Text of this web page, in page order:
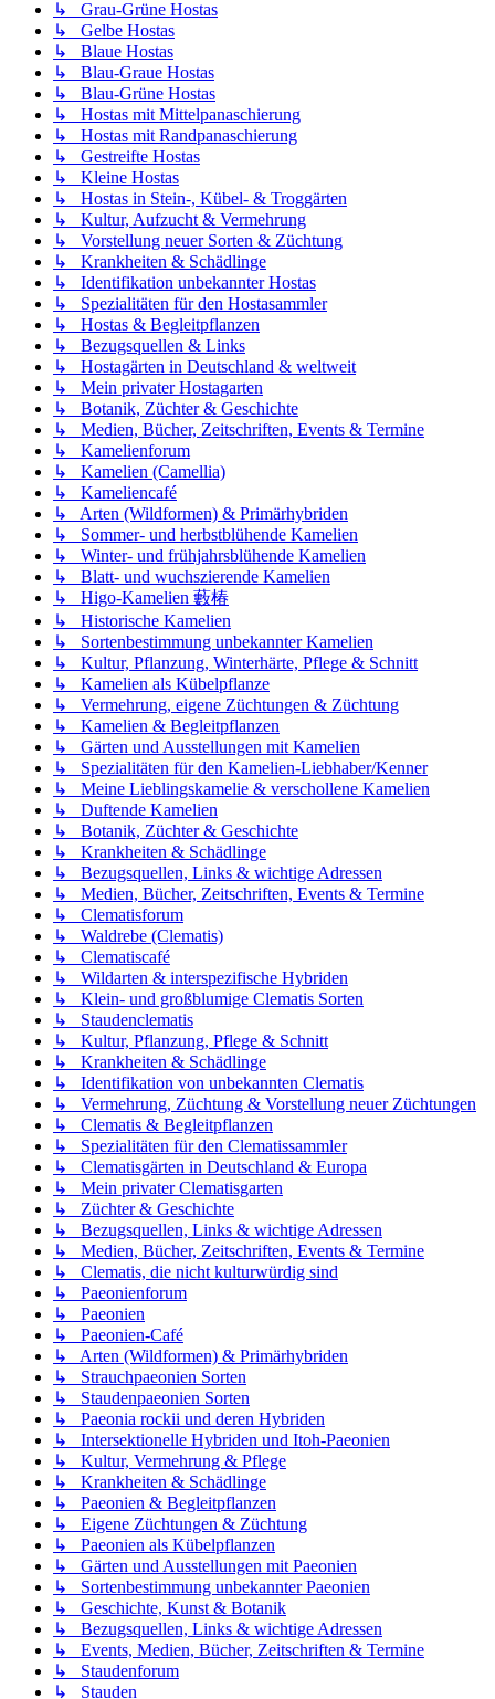
↳ Grau-Grüne Hostas
↳ Gelbe Hostas
↳ Blaue Hostas
↳ Blau-Graue Hostas
↳ Blau-Grüne Hostas
↳ Hostas mit Mittelpanaschierung
↳ Hostas mit Randpanaschierung
↳ Gestreifte Hostas
↳ Kleine Hostas
↳ Hostas in Stein-, Kübel- & Troggärten
↳ Kultur, Aufzucht & Vermehrung
↳ Vorstellung neuer Sorten & Züchtung
↳ Krankheiten & Schädlinge
↳ Identifikation unbekannter Hostas
↳ Spezialitäten für den Hostasammler
↳ Hostas & Begleitpflanzen
↳ Bezugsquellen & Links
↳ Hostagärten in Deutschland & weltweit
↳ Mein privater Hostagarten
↳ Botanik, Züchter & Geschichte
↳ Medien, Bücher, Zeitschriften, Events & Termine
↳ Kamelienforum
↳ Kamelien (Camellia)
↳ Kameliencafé
↳ Arten (Wildformen) & Primärhybriden
↳ Sommer- und herbstblühende Kamelien
↳ Winter- und frühjahrsblühende Kamelien
↳ Blatt- und wuchszierende Kamelien
↳ Higo-Kamelien 藪椿
↳ Historische Kamelien
↳ Sortenbestimmung unbekannter Kamelien
↳ Kultur, Pflanzung, Winterhärte, Pflege & Schnitt
↳ Kamelien als Kübelpflanze
↳ Vermehrung, eigene Züchtungen & Züchtung
↳ Kamelien & Begleitpflanzen
↳ Gärten und Ausstellungen mit Kamelien
↳ Spezialitäten für den Kamelien-Liebhaber/Kenner
↳ Meine Lieblingskamelie & verschollene Kamelien
↳ Duftende Kamelien
↳ Botanik, Züchter & Geschichte
↳ Krankheiten & Schädlinge
↳ Bezugsquellen, Links & wichtige Adressen
↳ Medien, Bücher, Zeitschriften, Events & Termine
↳ Clematisforum
↳ Waldrebe (Clematis)
↳ Clematiscafé
↳ Wildarten & interspezifische Hybriden
↳ Klein- und großblumige Clematis Sorten
↳ Staudenclematis
↳ Kultur, Pflanzung, Pflege & Schnitt
↳ Krankheiten & Schädlinge
↳ Identifikation von unbekannten Clematis
↳ Vermehrung, Züchtung & Vorstellung neuer Züchtungen
↳ Clematis & Begleitpflanzen
↳ Spezialitäten für den Clematissammler
↳ Clematisgärten in Deutschland & Europa
↳ Mein privater Clematisgarten
↳ Züchter & Geschichte
↳ Bezugsquellen, Links & wichtige Adressen
↳ Medien, Bücher, Zeitschriften, Events & Termine
↳ Clematis, die nicht kulturwürdig sind
↳ Paeonienforum
↳ Paeonien
↳ Paeonien-Café
↳ Arten (Wildformen) & Primärhybriden
↳ Strauchpaeonien Sorten
↳ Staudenpaeonien Sorten
↳ Paeonia rockii und deren Hybriden
↳ Intersektionelle Hybriden und Itoh-Paeonien
↳ Kultur, Vermehrung & Pflege
↳ Krankheiten & Schädlinge
↳ Paeonien & Begleitpflanzen
↳ Eigene Züchtungen & Züchtung
↳ Paeonien als Kübelpflanzen
↳ Gärten und Ausstellungen mit Paeonien
↳ Sortenbestimmung unbekannter Paeonien
↳ Geschichte, Kunst & Botanik
↳ Bezugsquellen, Links & wichtige Adressen
↳ Events, Medien, Bücher, Zeitschriften & Termine
↳ Staudenforum
↳ Stauden